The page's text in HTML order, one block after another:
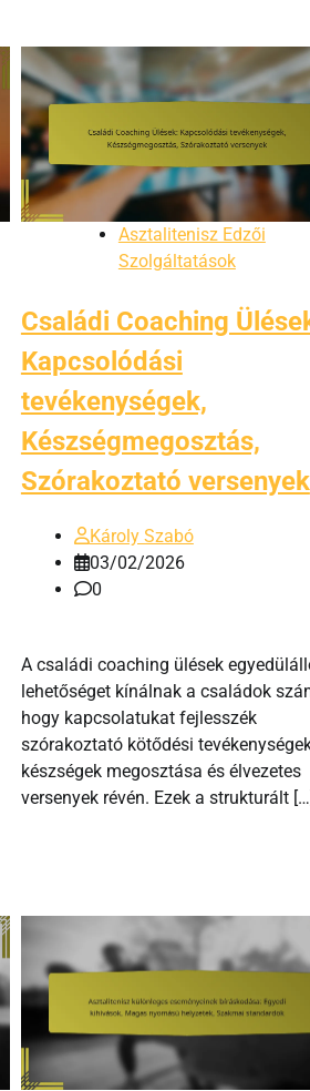
Asztalitenisz Edzői
Szolgáltatások
Családi Coaching
Kapcsolódási
tevékenységek,
Készségmegosztás,
Szórakoztató versenyek
Károly Szabó
03/02/2026
0
A családi coaching ülések
lehetőséget kínálnak a családok
hogy kapcsolatukat fejlesszék
szórakoztató kötődési
készségek megosztása és élvezetes
versenyek révén. Ezek a strukturált